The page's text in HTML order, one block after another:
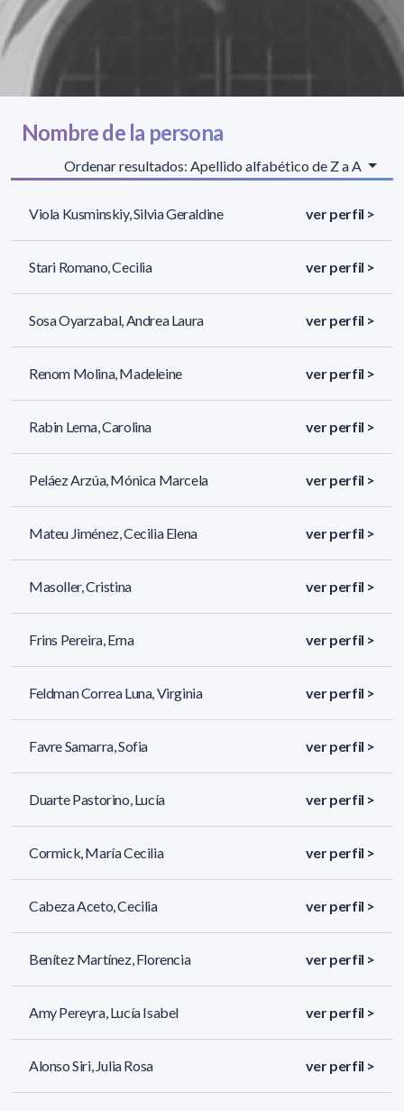
Nombre de la persona
Ordenar resultados: Apellido alfabético de Z a A
Viola Kusminskiy, Silvia Geraldine ver perfil >
Stari Romano, Cecilia ver perfil >
Sosa Oyarzabal, Andrea Laura ver perfil >
Renom Molina, Madeleine ver perfil >
Rabin Lema, Carolina ver perfil >
Peláez Arzúa, Mónica Marcela ver perfil >
Mateu Jiménez, Cecilia Elena ver perfil >
Masoller, Cristina ver perfil >
Frins Pereira, Erna ver perfil >
Feldman Correa Luna, Virginia ver perfil >
Favre Samarra, Sofia ver perfil >
Duarte Pastorino, Lucía ver perfil >
Cormick, María Cecilia ver perfil >
Cabeza Aceto, Cecilia ver perfil >
Benítez Martínez, Florencia ver perfil >
Amy Pereyra, Lucía Isabel ver perfil >
Alonso Siri, Julia Rosa ver perfil >